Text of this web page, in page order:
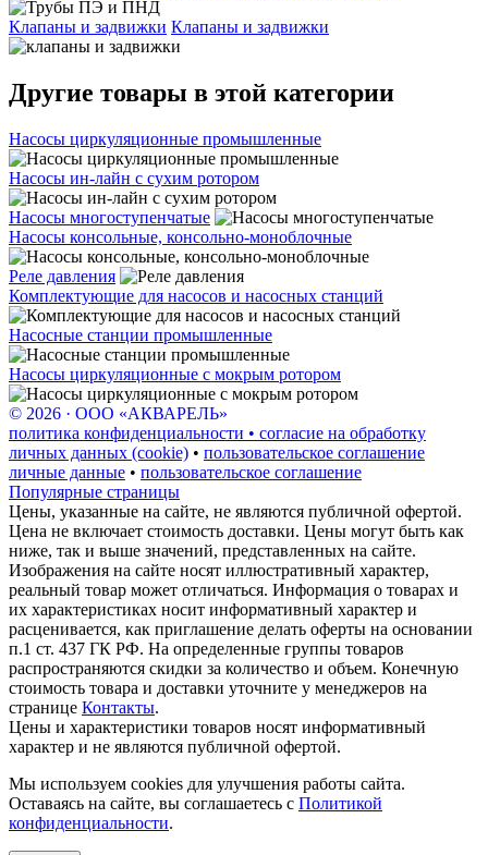
Клапаны и задвижки Клапаны и задвижки
Другие товары в этой категории
Насосы циркуляционные промышленные
Насосы ин-лайн с сухим ротором
Насосы многоступенчатые
Насосы консольные, консольно-моноблочные
Реле давления
Комплектующие для насосов и насосных станций
Насосные станции промышленные
Насосы циркуляционные с мокрым ротором
© 2026 · ООО «АКВАРЕЛЬ»
политика конфиденциальности • согласие на обработку
личных данных (cookie) • пользовательское соглашение
личные данные • пользовательское соглашение
Популярные страницы
Цены, указанные на сайте, не являются публичной офертой.
Цена не включает стоимость доставки. Цены могут быть как
ниже, так и выше значений, представленных на сайте.
Изображения на сайте носят иллюстративный характер,
реальный товар может отличаться. Информация о товарах и
их характеристиках носит информативный характер и
расценивается, как приглашение делать оферты на основании
п.1 ст. 437 ГК РФ. На определенные группы товаров
распространяются скидки за количество и объем. Конечную
стоимость товара и доставки уточните у менеджеров на
странице Контакты.
Цены и характеристики товаров носят информативный
характер и не являются публичной офертой.
Мы используем cookies для улучшения работы сайта.
Оставаясь на сайте, вы соглашаетесь с Политикой
конфиденциальности.